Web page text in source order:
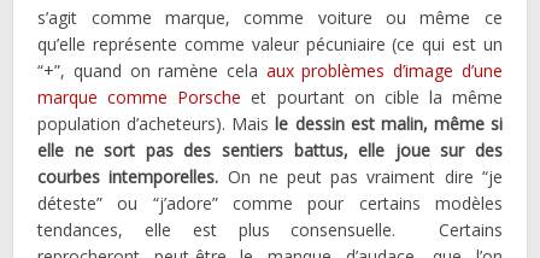
s’agit comme marque, comme voiture ou même ce
qu’elle représente comme valeur pécuniaire (ce qui est un
“+”, quand on ramène cela aux problèmes d’image d’une
marque comme Porsche et pourtant on cible la même
population d’acheteurs). Maisle dessin est malin, même si
elle ne sort pas des sentiers battus, elle joue sur des
courbes intemporelles. On ne peut pas vraiment dire “je
déteste” ou “j’adore” comme pour certains modèles
tendances, elle est plus consensuelle. Certains